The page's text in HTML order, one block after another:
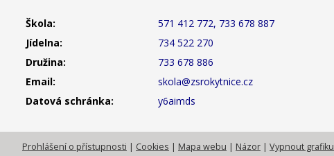
Škola:
571 412 772, 733 678 887
Jídelna:
734 522 270
Družina:
733 678 886
Email:
skola@zsrokytnice.cz
Datová schránka:
y6aimds
Prohlášení o přístupnosti | Cookies | Mapa webu | Názor | Vypnout grafiku